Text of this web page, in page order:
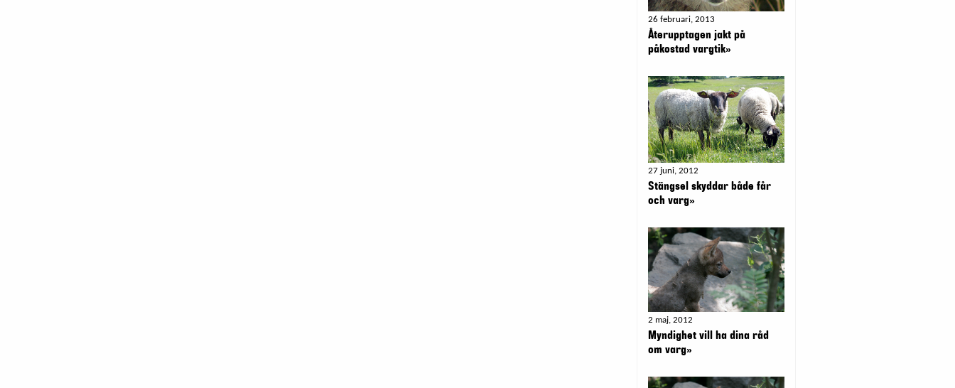
26 februari, 2013
Återupptagen jakt på
påkostad vargtik»
27 juni, 2012
Stängsel skyddar både får
och varg»
2 maj, 2012
Myndighet vill ha dina råd
om varg»